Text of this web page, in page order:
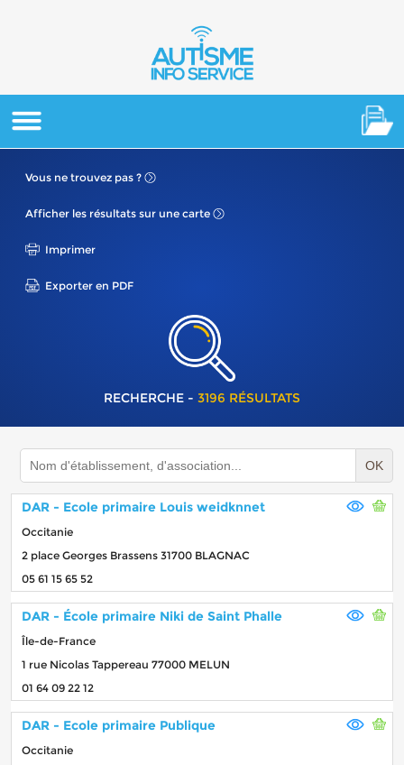
Vous ne trouvez pas ?
Afficher les résultats sur une carte
Imprimer
Exporter en PDF
RECHERCHE - 3196 RÉSULTATS
OK
DAR - Ecole primaire Louis weidknnet
Occitanie
2 place Georges Brassens 31700 BLAGNAC
05 61 15 65 52
DAR - École primaire Niki de Saint Phalle
Île-de-France
1 rue Nicolas Tappereau 77000 MELUN
01 64 09 22 12
DAR - Ecole primaire Publique
Occitanie